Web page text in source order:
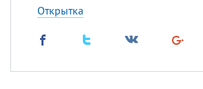
Открытка